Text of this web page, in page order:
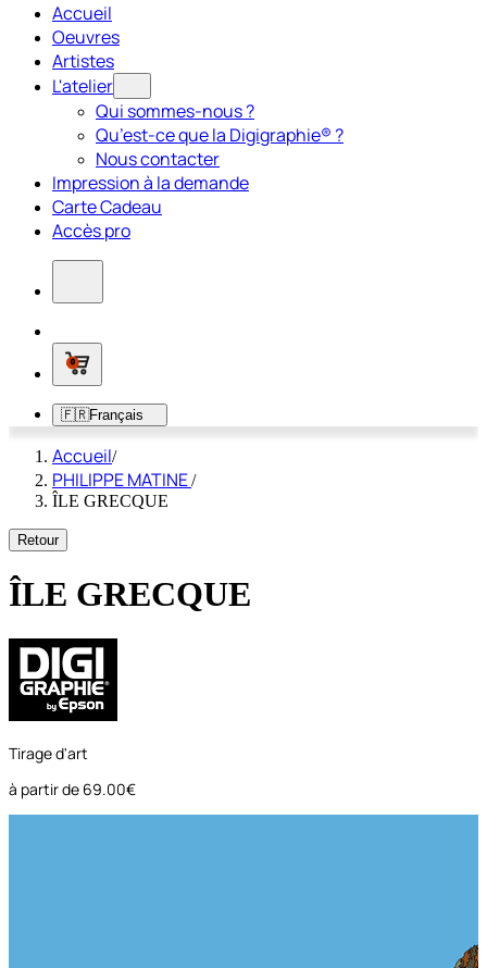
Accueil
Oeuvres
Artistes
L'atelier
Qui sommes-nous ?
Qu’est-ce que la Digigraphie® ?
Nous contacter
Impression à la demande
Carte Cadeau
Accès pro
0
🇫🇷Français
Accueil/
PHILIPPE MATINE/
ÎLE GRECQUE
Retour
ÎLE GRECQUE
Tirage d'art
à partir de 69.00€